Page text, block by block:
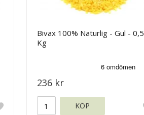
Bivax 100% Naturlig - Gul - 0,5
Kg
236 kr
KÖP